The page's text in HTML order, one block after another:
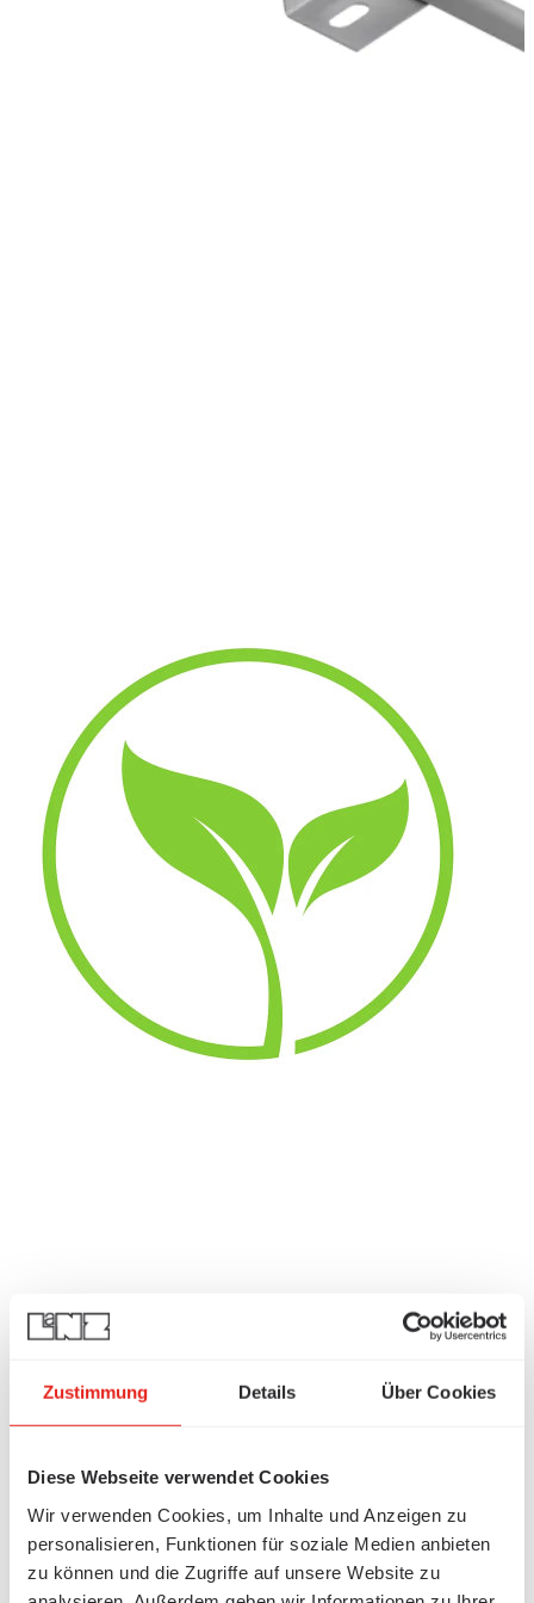
Zustimmung Details Über Cookies
Diese Webseite verwendet Cookies
Wir verwenden Cookies, um Inhalte und Anzeigen zu
personalisieren, Funktionen für soziale Medien anbieten
zu können und die Zugriffe auf unsere Website zu